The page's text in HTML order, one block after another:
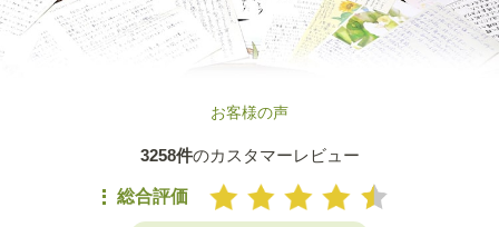
お客様の声
3258件のカスタマーレビュー
総合評価